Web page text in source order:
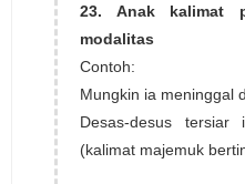
23. Anak kalimat
modalitas
Contoh:
Mungkin ia meninggal
Desas-desus
(kalimat majemuk